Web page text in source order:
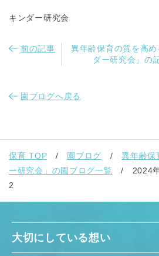
キンダー研究会
前の記事
異年齢保育の質を高め
ダー研究会」の
園ブログへ戻る
保育 TOP 園ブログ
異年齢保
ー研究会」の園ブログ一覧
2024
2
大切にしている想い